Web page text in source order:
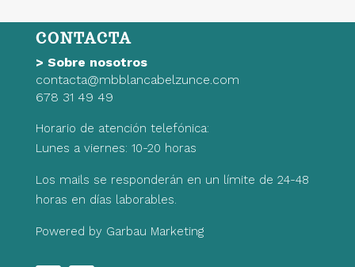
CONTACTA
> Sobre nosotros
contacta@mbblancabelzunce.com
678 31 49 49
Horario de atención telefónica:
Lunes a viernes: 10-20 horas
Los mails se responderán en un límite de 24-48
horas en días laborables.
Powered by Garbau Marketing